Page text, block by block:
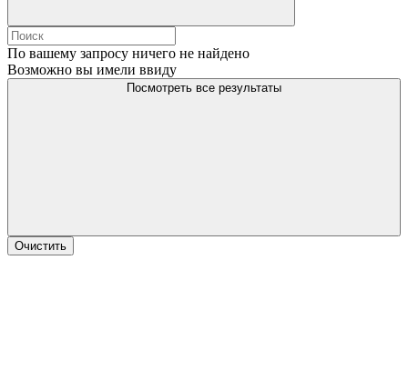
По вашему запросу ничего не найдено
Возможно вы имели ввиду
Посмотреть все результаты
Очистить